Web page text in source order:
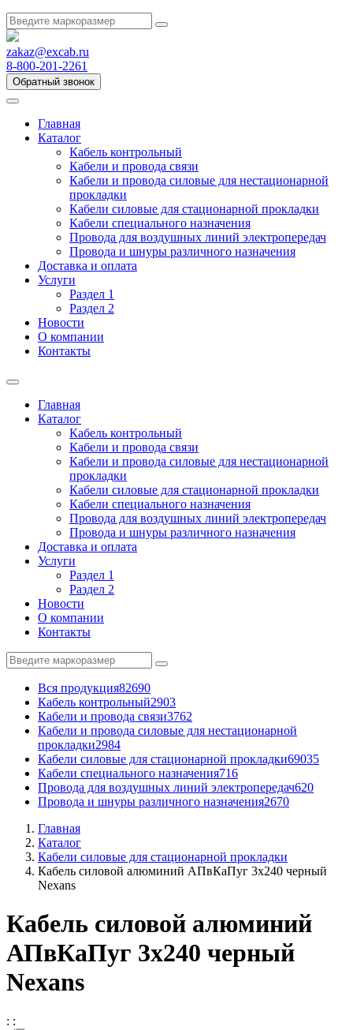
zakaz@excab.ru
8-800-201-2261
Обратный звонок
Главная
Каталог
Кабель контрольный
Кабели и провода связи
Кабели и провода силовые для нестационарной
прокладки
Кабели силовые для стационарной прокладки
Кабели специального назначения
Провода для воздушных линий электропередач
Провода и шнуры различного назначения
Доставка и оплата
Услуги
Раздел 1
Раздел 2
Новости
О компании
Контакты
Главная
Каталог
Кабель контрольный
Кабели и провода связи
Кабели и провода силовые для нестационарной
прокладки
Кабели силовые для стационарной прокладки
Кабели специального назначения
Провода для воздушных линий электропередач
Провода и шнуры различного назначения
Доставка и оплата
Услуги
Раздел 1
Раздел 2
Новости
О компании
Контакты
Вся продукция82690
Кабель контрольный2903
Кабели и провода связи3762
Кабели и провода силовые для нестационарной
прокладки2984
Кабели силовые для стационарной прокладки69035
Кабели специального назначения716
Провода для воздушных линий электропередач620
Провода и шнуры различного назначения2670
Главная
Каталог
Кабели силовые для стационарной прокладки
Кабель силовой алюминий АПвКаПуг 3x240 черный
Nexans
Кабель силовой алюминий
АПвКаПуг 3x240 черный
Nexans
: :